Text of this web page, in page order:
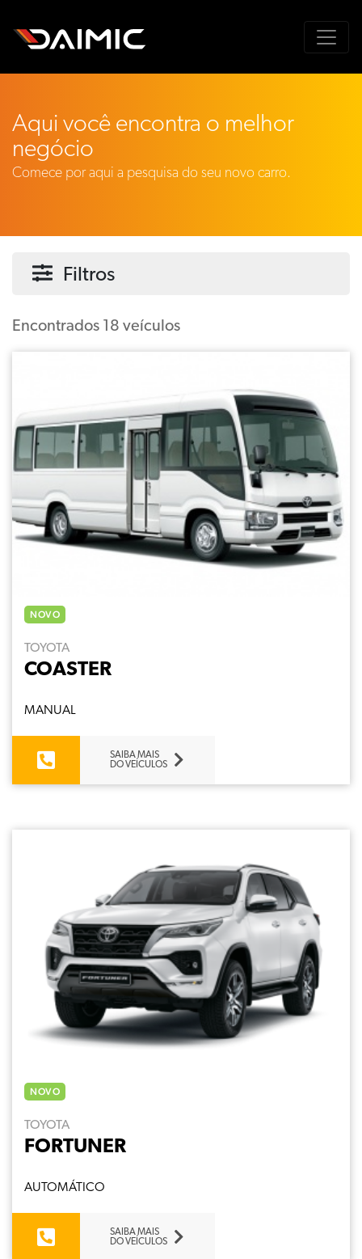
Aqui você encontra o melhor
negócio
Comece por aqui a pesquisa do seu novo carro.
Filtros
Encontrados 18 veículos
NOVO
TOYOTA
COASTER
MANUAL
SAIBA MAIS
DO VEÍCULOS
NOVO
TOYOTA
FORTUNER
AUTOMÁTICO
SAIBA MAIS
DO VEÍCULOS